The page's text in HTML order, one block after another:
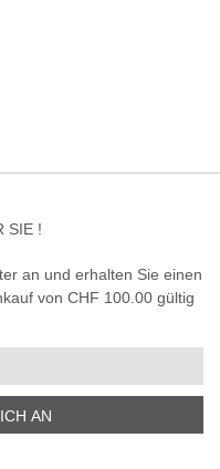
SIE !
an und erhalten Sie einen
von CHF 100.00 gültig
AN